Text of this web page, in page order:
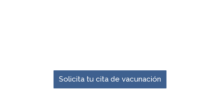
Solicita tu cita de vacunación